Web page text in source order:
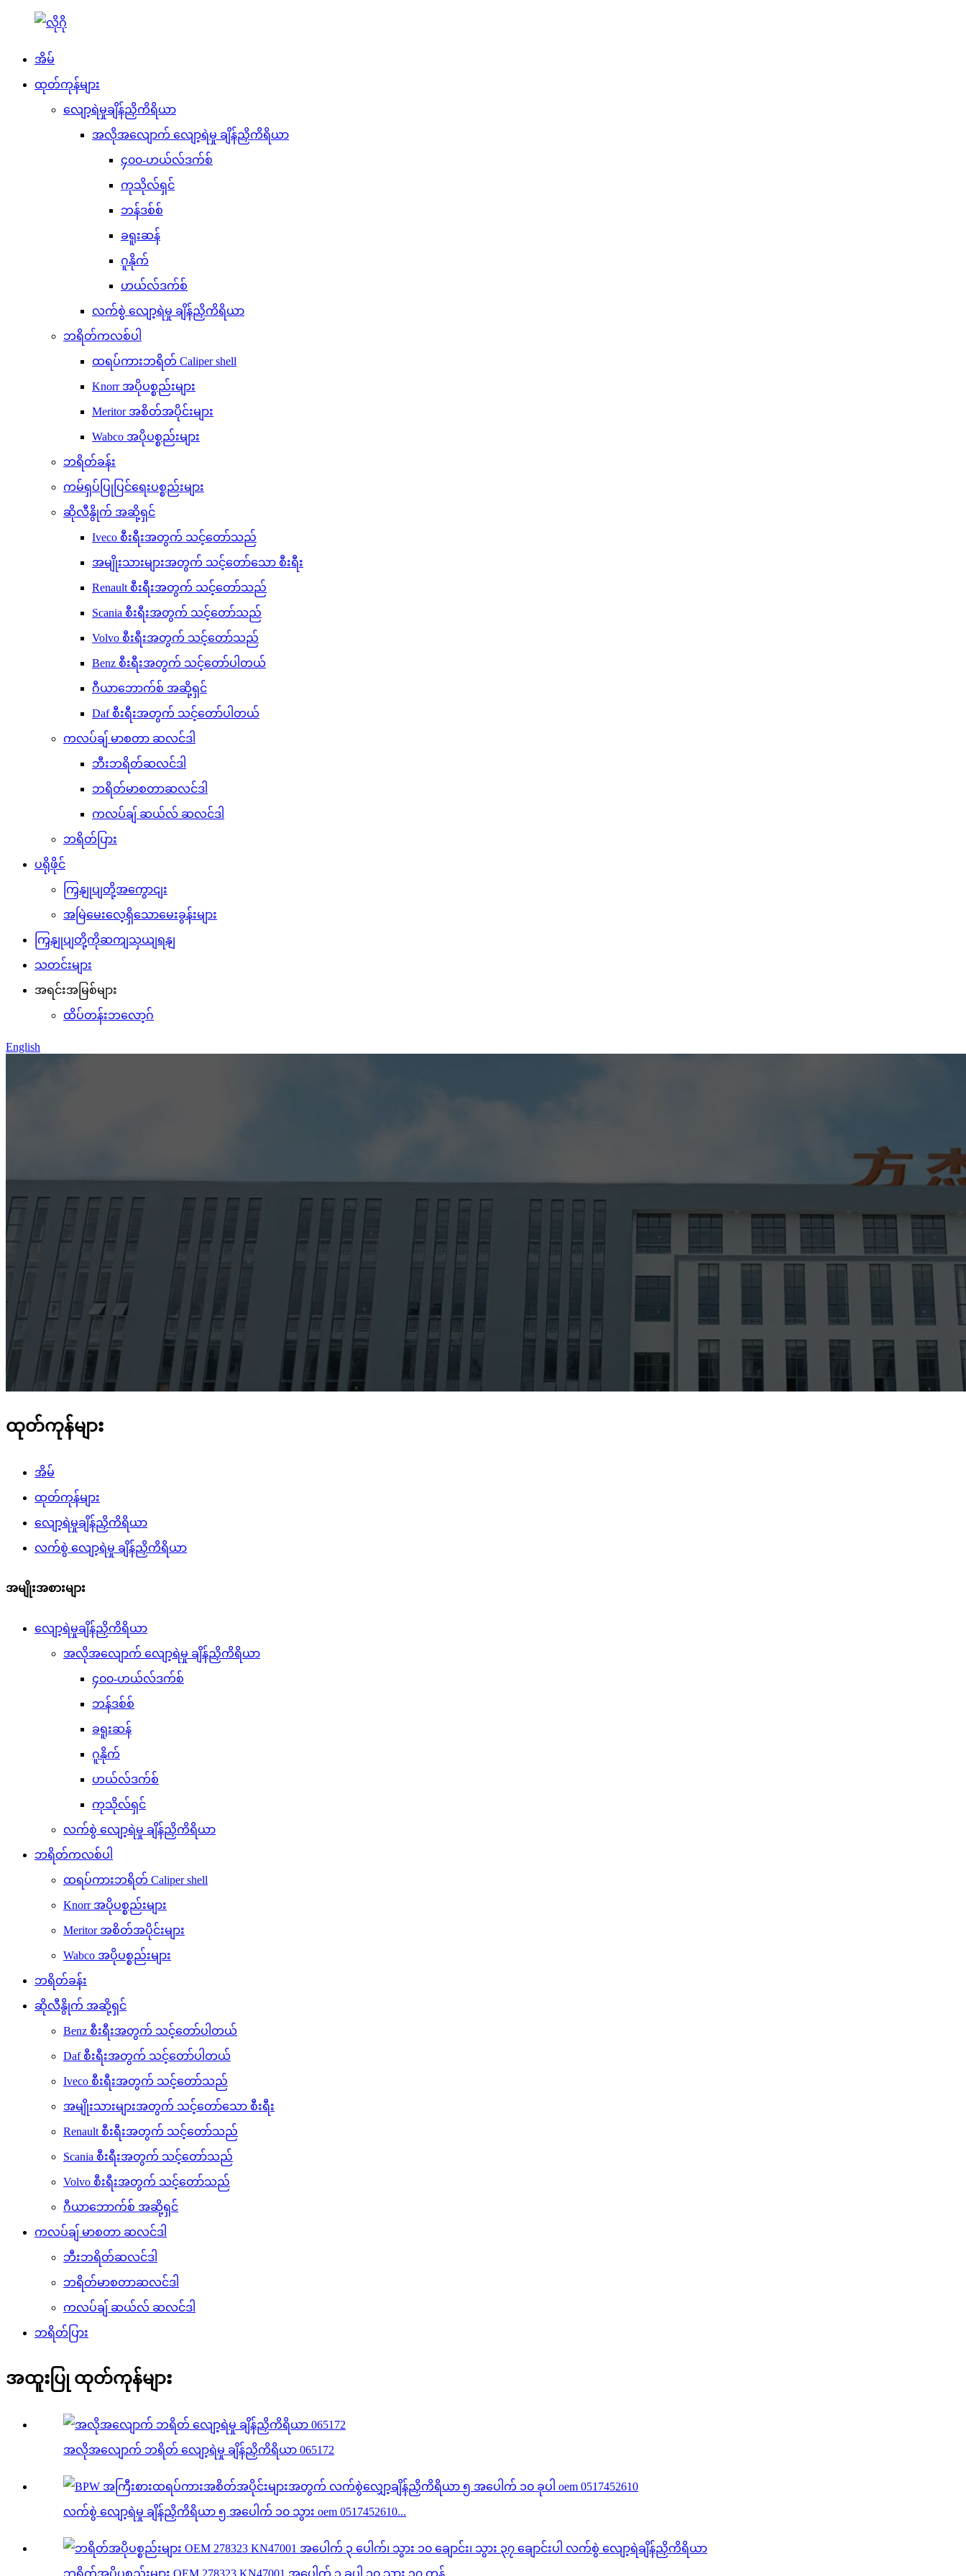
အိမ်
ထုတ်ကုန်များ
လျော့ရဲမှုချိန်ညှိကိရိယာ
အလိုအလျောက် လျော့ရဲမှု ချိန်ညှိကိရိယာ
၄၀၀-ဟယ်လ်ဒက်စ်
ကုသိုလ်ရှင်
ဘန်ဒစ်စ်
ခရူးဆန်
ဂူနိုက်
ဟယ်လ်ဒက်စ်
လက်စွဲ လျော့ရဲမှု ချိန်ညှိကိရိယာ
ဘရိတ်ကလစ်ပါ
ထရပ်ကားဘရိတ် Caliper shell
Knorr အပိုပစ္စည်းများ
Meritor အစိတ်အပိုင်းများ
Wabco အပိုပစ္စည်းများ
ဘရိတ်ခန်း
ကမ်ရှပ်ပြုပြင်ရေးပစ္စည်းများ
ဆိုလီနွိုက် အဆို့ရှင်
Iveco စီးရီးအတွက် သင့်တော်သည်
အမျိုးသားများအတွက် သင့်တော်သော စီးရီး
Renault စီးရီးအတွက် သင့်တော်သည်
Scania စီးရီးအတွက် သင့်တော်သည်
Volvo စီးရီးအတွက် သင့်တော်သည်
Benz စီးရီးအတွက် သင့်တော်ပါတယ်
ဂီယာဘောက်စ် အဆို့ရှင်
Daf စီးရီးအတွက် သင့်တော်ပါတယ်
ကလပ်ချ် မာစတာ ဆလင်ဒါ
ဘီးဘရိတ်ဆလင်ဒါ
ဘရိတ်မာစတာဆလင်ဒါ
ကလပ်ချ် ဆယ်လ် ဆလင်ဒါ
ဘရိတ်ပြား
ပရိုဖိုင်
ကြှနျုပျတို့အကွောငျး
အမြဲမေးလေ့ရှိသောမေးခွန်းများ
ကြှနျုပျတို့ကိုဆကျသှယျရနျ
သတင်းများ
အရင်းအမြစ်များ
ထိပ်တန်းဘလော့ဂ်
English
ထုတ်ကုန်များ
အိမ်
ထုတ်ကုန်များ
လျော့ရဲမှုချိန်ညှိကိရိယာ
လက်စွဲ လျော့ရဲမှု ချိန်ညှိကိရိယာ
အမျိုးအစားများ
လျော့ရဲမှုချိန်ညှိကိရိယာ
အလိုအလျောက် လျော့ရဲမှု ချိန်ညှိကိရိယာ
၄၀၀-ဟယ်လ်ဒက်စ်
ဘန်ဒစ်စ်
ခရူးဆန်
ဂူနိုက်
ဟယ်လ်ဒက်စ်
ကုသိုလ်ရှင်
လက်စွဲ လျော့ရဲမှု ချိန်ညှိကိရိယာ
ဘရိတ်ကလစ်ပါ
ထရပ်ကားဘရိတ် Caliper shell
Knorr အပိုပစ္စည်းများ
Meritor အစိတ်အပိုင်းများ
Wabco အပိုပစ္စည်းများ
ဘရိတ်ခန်း
ဆိုလီနွိုက် အဆို့ရှင်
Benz စီးရီးအတွက် သင့်တော်ပါတယ်
Daf စီးရီးအတွက် သင့်တော်ပါတယ်
Iveco စီးရီးအတွက် သင့်တော်သည်
အမျိုးသားများအတွက် သင့်တော်သော စီးရီး
Renault စီးရီးအတွက် သင့်တော်သည်
Scania စီးရီးအတွက် သင့်တော်သည်
Volvo စီးရီးအတွက် သင့်တော်သည်
ဂီယာဘောက်စ် အဆို့ရှင်
ကလပ်ချ် မာစတာ ဆလင်ဒါ
ဘီးဘရိတ်ဆလင်ဒါ
ဘရိတ်မာစတာဆလင်ဒါ
ကလပ်ချ် ဆယ်လ် ဆလင်ဒါ
ဘရိတ်ပြား
အထူးပြု ထုတ်ကုန်များ
အလိုအလျောက် ဘရိတ် လျော့ရဲမှု ချိန်ညှိကိရိယာ 065172
လက်စွဲ လျော့ရဲမှု ချိန်ညှိကိရိယာ ၅ အပေါက် ၁၀ သွား oem 0517452610...